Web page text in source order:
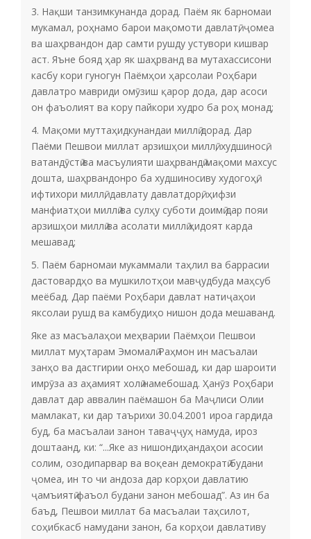
3. Нақши танзимкунанда дорад. Паём як барномаи
мукамал, роҳнамо барои мақомоти давлатӣ, ҷомеа
ва шаҳрвандон дар самти рушду устувори кишвар
аст. Яъне бояд ҳар як шаҳрванд ва мутахассисони
касбу кори гуногун Паёмҳои ҳарсолаи Роҳбари
давлатро мавриди омӯзиш қарор дода, дар асоси
он фаъолият ва кору пайкори худро ба роҳ монад;
4. Мақоми муттаҳидкунандаи миллӣ дорад. Дар
Паёми Пешвои миллат арзишҳои миллӣ, худшиносӣ,
ватандӯстӣ ва масъулияти шаҳрвандӣ мақоми махсус
дошта, шаҳрвандонро ба худшиносиву худогоҳӣ,
ифтихори миллӣ, давлату давлатдорӣ, ҳифзи
манфиатҳои миллӣ ва сулҳу суботи доимӣ дар пояи
арзишҳои миллӣ ва асолати миллӣ ҳидоят карда
мешавад;
5. Паём барномаи мукаммали таҳлил ва баррасии
дастовардҳо ва мушкилотҳои мавҷудбуда маҳсуб
меёбад. Дар паёми Роҳбари давлат натиҷаҳои
яксолаи рушд ва камбудиҳо нишон дода мешаванд.
Яке аз масъалаҳои меҳварии Паёмҳои Пешвои
миллат муҳтарам Эмомалӣ Раҳмон ин масъалаи
занҳо ва дастгирии онҳо мебошад, ки дар шароити
имрӯза аз аҳамият холӣ намебошад. Ҳанӯз Роҳбари
давлат дар аввалин паёмашон ба Маҷлиси Олии
мамлакат, ки дар таърихи 30.04.2001 ироа гардида
буд, ба масъалаи занон таваҷҷуҳ намуда, ироз
доштаанд, ки: “...Яке аз нишондиҳандаҳои асосии
солим, озодипарвар ва воқеан демократӣ будани
ҷомеа, ин то чи андоза дар корҳои давлатию
ҷамъиятӣ фаъол будани занон мебошад”. Аз ин ба
баъд, Пешвои миллат ба масъалаи таҳсилот,
соҳибкасб намудани занон, ба корҳои давлативу